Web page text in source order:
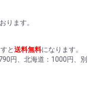
ります。
と送料無料になります。
円、北海道：1000円、別